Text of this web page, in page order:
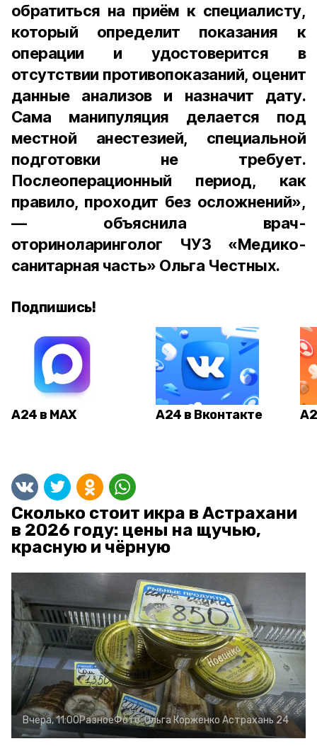
обратиться на приём к специалисту,
который определит показания к
операции и удостоверится в
отсутствии противопоказаний, оценит
данные анализов и назначит дату.
Сама манипуляция делается под
местной анестезией, специальной
подготовки не требует.
Послеоперационный период, как
правило, проходит без осложнений»,
— объяснила врач-
оториноларинголог ЧУЗ «Медико-
санитарная часть» Ольга Честных.
Подпишись!
А24 в MAX А24 в Вконтакте
Сколько стоит икра в Астрахани
в 2026 году: цены на щучью,
красную и чёрную
Вчера, 11:00РазноеФото:Ольга Корженко Астрахань 24